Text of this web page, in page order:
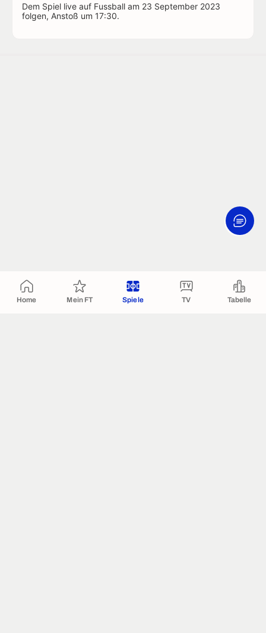
Home Mein FT Spiele TV Tabelle
Dem Spiel live auf Fussball am 23 September 2023
folgen, Anstoß um 17:30.